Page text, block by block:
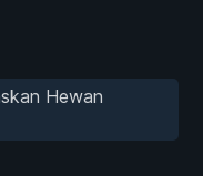
Hewan